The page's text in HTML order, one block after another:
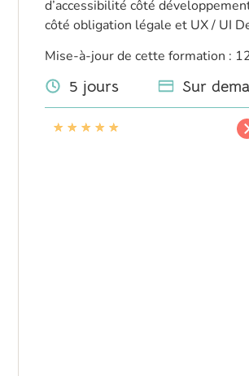
d’accessibilité côté
côté obligation légale et UX / UI
Mise-à-jour de cette formation :
5 jours Sur
★ ★ ★ ★ ★